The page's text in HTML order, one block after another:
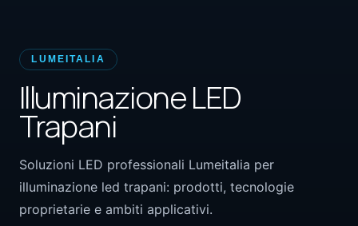
LUMEITALIA
Illuminazione LED
Trapani
Soluzioni LED professionali Lumeitalia per
illuminazione led trapani: prodotti, tecnologie
proprietarie e ambiti applicativi.